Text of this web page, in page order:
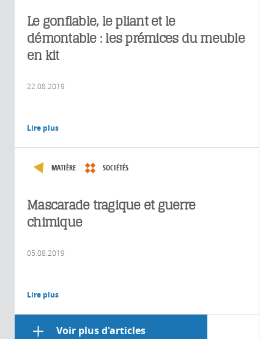
Le gonflable, le pliant et le
démontable : les prémices du meuble
en kit
22.08.2019
Lire plus
MATIÈRE SOCIÉTÉS
Mascarade tragique et guerre
chimique
05.08.2019
Lire plus
Voir plus d'articles